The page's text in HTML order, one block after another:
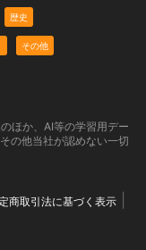
歴史
その他
ほか、AI等の学習用デー
の他当社が認めない一切
商取引法に基づく表示